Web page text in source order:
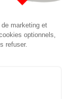
de la fin du
2014 par la Ville
éclectique